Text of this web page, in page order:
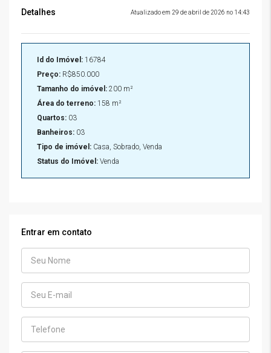
Detalhes Atualizado em 29 de abril de 2026 no 14:43
Id do Imóvel: 16784
Preço: R$850.000
Tamanho do imóvel: 200 m²
Área do terreno: 158 m²
Quartos: 03
Banheiros: 03
Tipo de imóvel: Casa, Sobrado, Venda
Status do Imóvel: Venda
Entrar em contato